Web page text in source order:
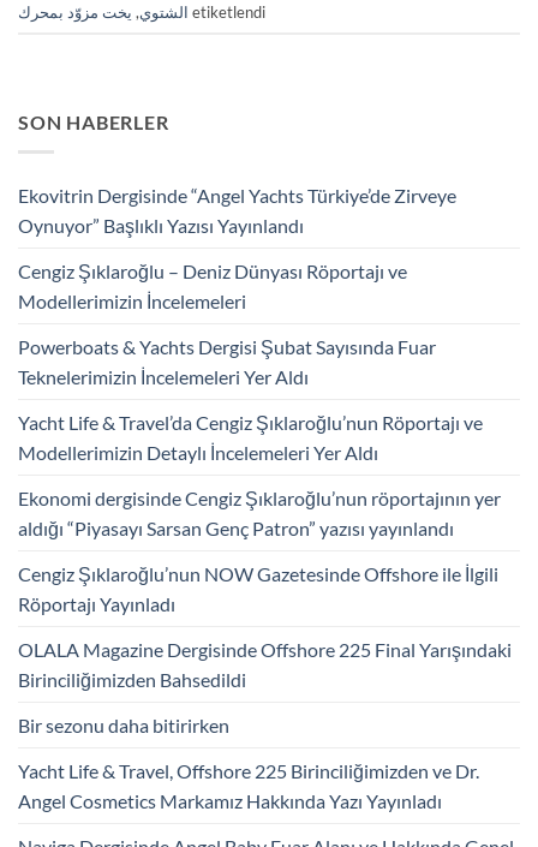
الشتوي, يخت مزوّد بمحرك etiketlendi
SON HABERLER
Ekovitrin Dergisinde “Angel Yachts Türkiye’de Zirveye
Oynuyor” Başlıklı Yazısı Yayınlandı
Cengiz Şıklaroğlu – Deniz Dünyası Röportajı ve
Modellerimizin İncelemeleri
Powerboats & Yachts Dergisi Şubat Sayısında Fuar
Teknelerimizin İncelemeleri Yer Aldı
Yacht Life & Travel’da Cengiz Şıklaroğlu’nun Röportajı ve
Modellerimizin Detaylı İncelemeleri Yer Aldı
Ekonomi dergisinde Cengiz Şıklaroğlu’nun röportajının yer
aldığı “Piyasayı Sarsan Genç Patron” yazısı yayınlandı
Cengiz Şıklaroğlu’nun NOW Gazetesinde Offshore ile İlgili
Röportajı Yayınladı
OLALA Magazine Dergisinde Offshore 225 Final Yarışındaki
Birinciliğimizden Bahsedildi
Bir sezonu daha bitirirken
Yacht Life & Travel, Offshore 225 Birinciliğimizden ve Dr.
Angel Cosmetics Markamız Hakkında Yazı Yayınladı